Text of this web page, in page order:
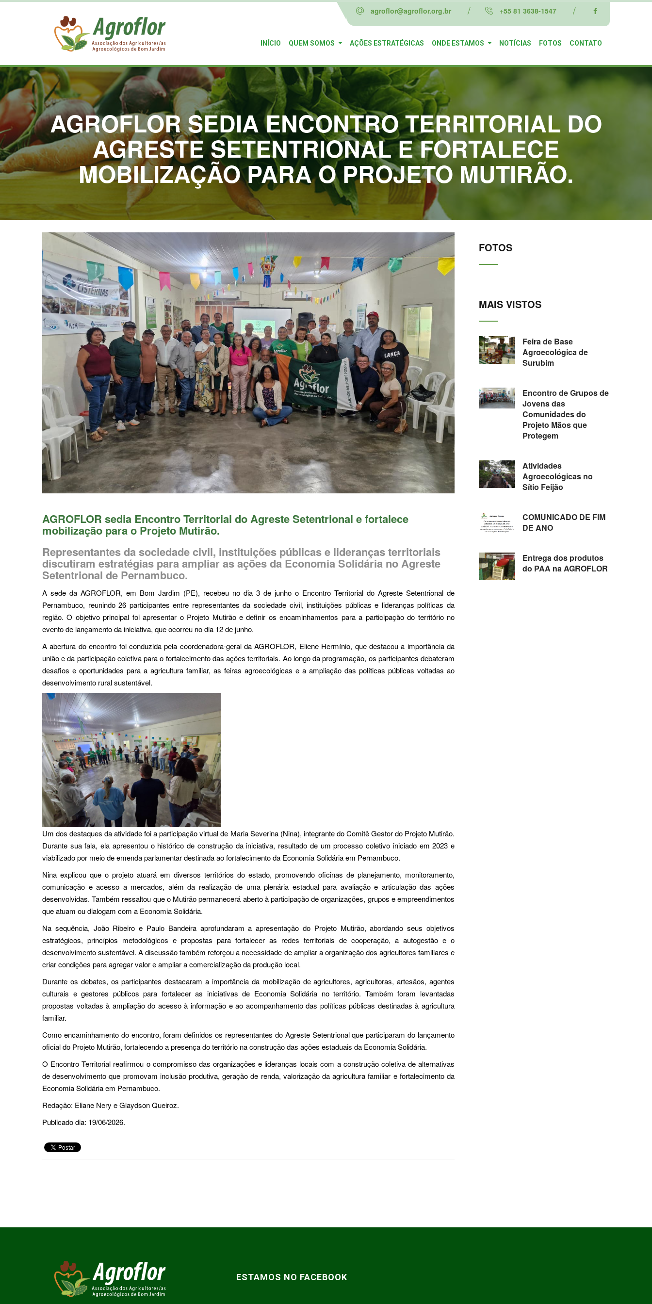
agroflor@agroflor.org.br +55 81 3638-1547
INÍCIO QUEM SOMOS AÇÕES ESTRATÉGICAS ONDE ESTAMOS NOTÍCIAS FOTOS CONTATO
AGROFLOR SEDIA ENCONTRO TERRITORIAL DO
AGRESTE SETENTRIONAL E FORTALECE
MOBILIZAÇÃO PARA O PROJETO MUTIRÃO.
AGROFLOR sedia Encontro Territorial do Agreste Setentrional e fortalece
mobilização para o Projeto Mutirão.
Representantes da sociedade civil, instituições públicas e lideranças territoriais
discutiram estratégias para ampliar as ações da Economia Solidária no Agreste
Setentrional de Pernambuco.
A sede da AGROFLOR, em Bom Jardim (PE), recebeu no dia 3 de junho o Encontro Territorial do Agreste Setentrional de
Pernambuco, reunindo 26 participantes entre representantes da sociedade civil, instituições públicas e lideranças políticas da
região. O objetivo principal foi apresentar o Projeto Mutirão e definir os encaminhamentos para a participação do território no
evento de lançamento da iniciativa, que ocorreu no dia 12 de junho.
A abertura do encontro foi conduzida pela coordenadora-geral da AGROFLOR, Eliene Hermínio, que destacou a importância da
união e da participação coletiva para o fortalecimento das ações territoriais. Ao longo da programação, os participantes debateram
desafios e oportunidades para a agricultura familiar, as feiras agroecológicas e a ampliação das políticas públicas voltadas ao
desenvolvimento rural sustentável.
Um dos destaques da atividade foi a participação virtual de Maria Severina (Nina), integrante do Comitê Gestor do Projeto Mutirão.
Durante sua fala, ela apresentou o histórico de construção da iniciativa, resultado de um processo coletivo iniciado em 2023 e
viabilizado por meio de emenda parlamentar destinada ao fortalecimento da Economia Solidária em Pernambuco.
Nina explicou que o projeto atuará em diversos territórios do estado, promovendo oficinas de planejamento, monitoramento,
comunicação e acesso a mercados, além da realização de uma plenária estadual para avaliação e articulação das ações
desenvolvidas. Também ressaltou que o Mutirão permanecerá aberto à participação de organizações, grupos e empreendimentos
que atuam ou dialogam com a Economia Solidária.
Na sequência, João Ribeiro e Paulo Bandeira aprofundaram a apresentação do Projeto Mutirão, abordando seus objetivos
estratégicos, princípios metodológicos e propostas para fortalecer as redes territoriais de cooperação, a autogestão e o
desenvolvimento sustentável. A discussão também reforçou a necessidade de ampliar a organização dos agricultores familiares e
criar condições para agregar valor e ampliar a comercialização da produção local.
Durante os debates, os participantes destacaram a importância da mobilização de agricultores, agricultoras, artesãos, agentes
culturais e gestores públicos para fortalecer as iniciativas de Economia Solidária no território. Também foram levantadas
propostas voltadas à ampliação do acesso à informação e ao acompanhamento das políticas públicas destinadas à agricultura
familiar.
Como encaminhamento do encontro, foram definidos os representantes do Agreste Setentrional que participaram do lançamento
oficial do Projeto Mutirão, fortalecendo a presença do território na construção das ações estaduais da Economia Solidária.
O Encontro Territorial reafirmou o compromisso das organizações e lideranças locais com a construção coletiva de alternativas
de desenvolvimento que promovam inclusão produtiva, geração de renda, valorização da agricultura familiar e fortalecimento da
Economia Solidária em Pernambuco.
Redação: Eliane Nery e Glaydson Queiroz.
Publicado dia: 19/06/2026.
FOTOS
MAIS VISTOS
Feira de Base
Agroecológica de
Surubim
Encontro de Grupos de
Jovens das
Comunidades do
Projeto Mãos que
Protegem
Atividades
Agroecológicas no
Sítio Feijão
COMUNICADO DE FIM
DE ANO
Entrega dos produtos
do PAA na AGROFLOR
ESTAMOS NO FACEBOOK